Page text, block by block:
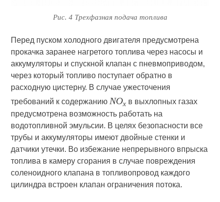
Рис. 4 Трехфазная подача топлива
Перед пуском холодного двигателя предусмотрена
прокачка заранее нагретого топлива через насосы и
аккумуляторы и спускной клапан с пневмоприводом,
через который топливо поступает обратно в
расходную цистерну. В случае ужесточения
требований к содержанию NOх в выхлопных газах
предусмотрена возможность работать на
водотопливной эмульсии. В целях безопасности все
трубы и аккумуляторы имеют двойные стенки и
датчики утечки. Во избежание непрерывного впрыска
топлива в камеру сгорания в случае повреждения
соленоидного клапана в топливопровод каждого
цилиндра встроен клапан ограничения потока.